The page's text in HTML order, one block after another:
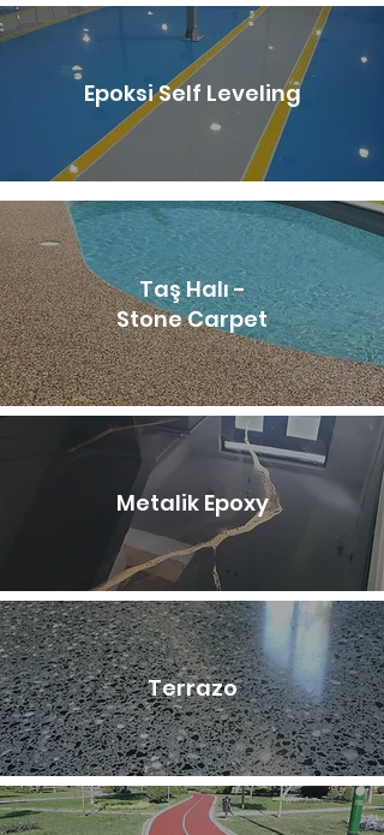
Epoksi Self Leveling
Taş Halı -
Stone Carpet
Metalik Epoxy
Terrazo